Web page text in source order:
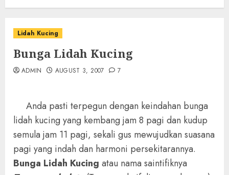
Lidah Kucing
Bunga Lidah Kucing
ADMIN AUGUST 3, 2007 7
Anda pasti terpegun dengan keindahan bunga
lidah kucing yang kembang jam 8 pagi dan kudup
semula jam 11 pagi, sekali gus mewujudkan suasana
pagi yang indah dan harmoni persekitarannya.
Bunga Lidah Kucing atau nama saintifiknya